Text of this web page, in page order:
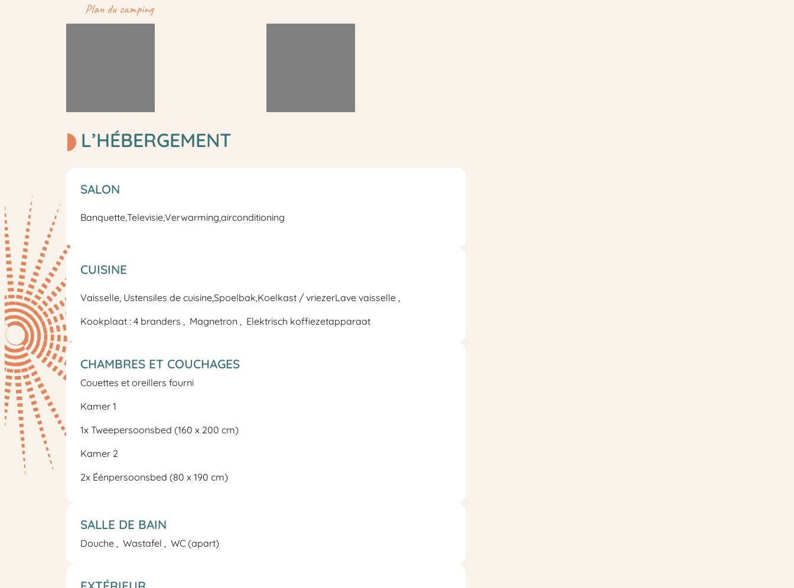
Plan du camping
L’HÉBERGEMENT
SALON
Banquette,TelevisieVerwarming airconditioning
CUISINE
Vaisselle, Ustensiles de cuisine,Spoelbak Koelkast / vriezerLave vaisselle
Kookplaat : 4 branders
Magnetron Elektrisch koffiezetapparaat
CHAMBRES ET COUCHAGES
Couettes et oreillers fourni
Kamer 1
1x Tweepersoonsbed (160 x 200 cm)
Kamer 2
2x Éénpersoonsbed (80 x 190 cm)
SALLE DE BAIN
Douche Wastafel WC (apart)